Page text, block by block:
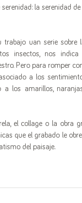
la serenidad
uan serie sobre
insectos, nos indica
Pero para romper
a los
los amarillos,
el collage o la obra
que el grabado le
del paisaje.